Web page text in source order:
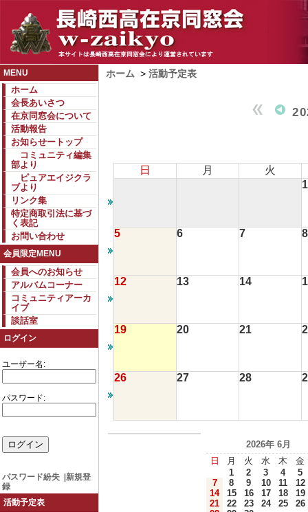
MENU
ホーム
会長あいさつ
在京同窓会について
活動報告
お知らせートップ
コミュニティ編集
部より
ピュアエイジクラ
ブより
リンク集
特定商取引法に基づ
く表記
お問い合わせ
会員限定MENU
会員へのお知らせ
アルバムコーナー
コミュニティアーカ
イブ
談話室
ログイン
ユーザー名:
パスワード:
パスワード紛失
新規登
録
活動予定表
ホーム > 活動予定表
日 月
火
1
5 6 7 8
12 13 14
19 20 21
26 27 28
2026年 6月
日
月 火 水 木
金
1
2 3 4
5
7
8 9 10 11
12
14
15 16 17 18
19
21
22 23 24 25
26